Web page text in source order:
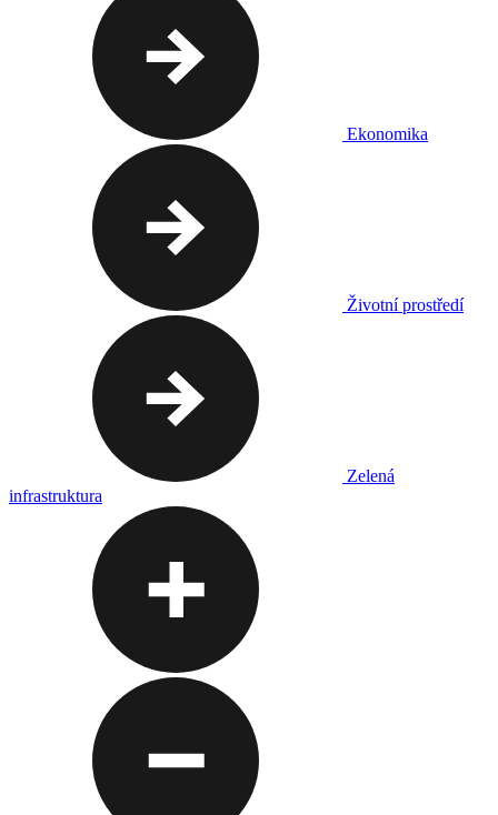
Ekonomika
Životní prostředí
Zelená
infrastruktura